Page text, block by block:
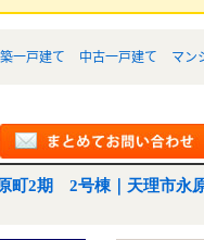
一戸建て 中古一戸建て マン
町2期 2号棟｜天理市永